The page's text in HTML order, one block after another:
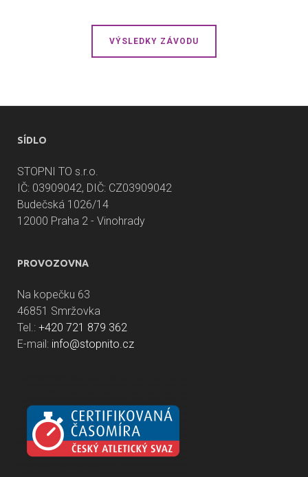
VÝSLEDKY ZÁVODU
SÍDLO
STOPNI TO s.r.o.
IČ: 03909042, DIČ: CZ03909042
Budečská 1026/14
12000 Praha 2 - Vinohrady
PROVOZOVNA
Na kopečku 63
46851 Smržovka
Tel.: +420 721 879 362
E-mail: info@stopnito.cz